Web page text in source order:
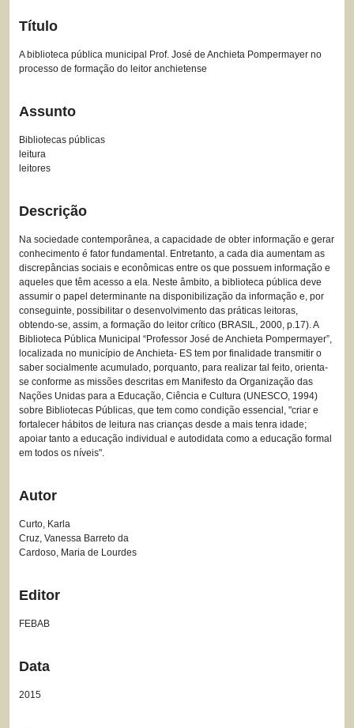
Título
A biblioteca pública municipal Prof. José de Anchieta Pompermayer no
processo de formação do leitor anchietense
Assunto
Bibliotecas públicas
leitura
leitores
Descrição
Na sociedade contemporânea, a capacidade de obter informação e gerar
conhecimento é fator fundamental. Entretanto, a cada dia aumentam as
discrepâncias sociais e econômicas entre os que possuem informação e
aqueles que têm acesso a ela. Neste âmbito, a biblioteca pública deve
assumir o papel determinante na disponibilização da informação e, por
conseguinte, possibilitar o desenvolvimento das práticas leitoras,
obtendo-se, assim, a formação do leitor crítico (BRASIL, 2000, p.17). A
Biblioteca Pública Municipal “Professor José de Anchieta Pompermayer”,
localizada no município de Anchieta- ES tem por finalidade transmitir o
saber socialmente acumulado, porquanto, para realizar tal feito, orienta-
se conforme as missões descritas em Manifesto da Organização das
Nações Unidas para a Educação, Ciência e Cultura (UNESCO, 1994)
sobre Bibliotecas Públicas, que tem como condição essencial, "criar e
fortalecer hábitos de leitura nas crianças desde a mais tenra idade;
apoiar tanto a educação individual e autodidata como a educação formal
em todos os níveis".
Autor
Curto, Karla
Cruz, Vanessa Barreto da
Cardoso, Maria de Lourdes
Editor
FEBAB
Data
2015